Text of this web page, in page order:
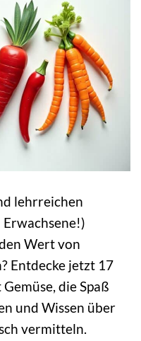
lehrreichen
Wert von
Entdecke jetzt 17
die Spaß
und Wissen über
vermitteln.